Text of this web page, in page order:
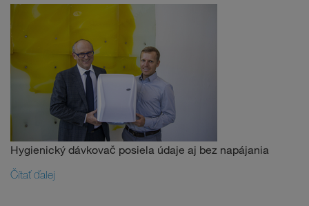
Hygienický dávkovač posiela údaje aj bez napájania
Čítať ďalej